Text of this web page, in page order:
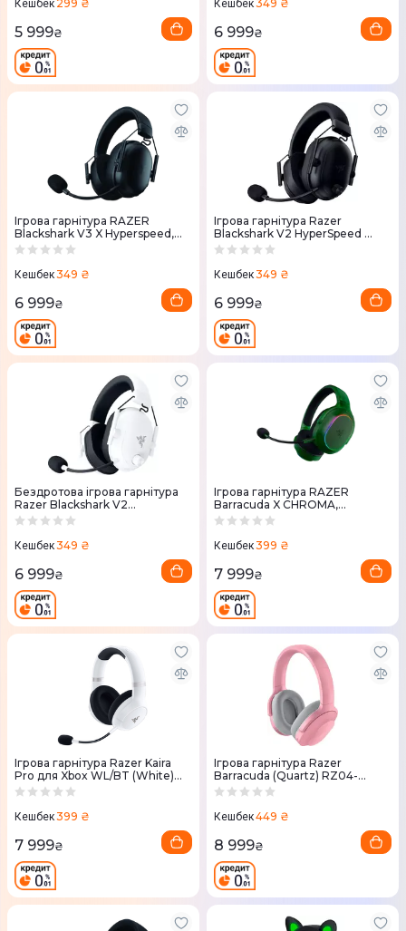
Кешбек 299 ₴
5 999₴
Кешбек349 ₴
6 999₴
Ігрова гарнітура RAZER
Blackshark V3 X Hyperspeed,
чорна
Кешбек349 ₴
6 999₴
Ігрова гарнітура Razer
Blackshark V2 HyperSpeed ​​
Wireless (RZ04-04960100-
Кешбек349 ₴
6 999₴
Бездротова ігрова гарнітура
Razer Blackshark V2
HyperSpeed (White) RZ04-
Кешбек349 ₴
6 999₴
Ігрова гарнітура RAZER
Barracuda X CHROMA,
Phantom Green
Кешбек399 ₴
7 999₴
Ігрова гарнітура Razer Kaira
Pro для Xbox WL/BT (White)
RZ04-03470300-R3M1
Кешбек399 ₴
7 999₴
Ігрова гарнітура Razer
Barracuda (Quartz) RZ04-
03790300-R3M1
Кешбек449 ₴
8 999₴